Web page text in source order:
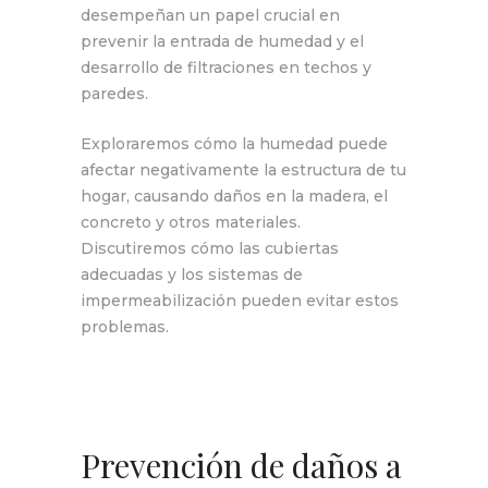
desempeñan un papel crucial en
prevenir la entrada de humedad y el
desarrollo de filtraciones en techos y
paredes.
Exploraremos cómo la humedad puede
afectar negativamente la estructura de tu
hogar, causando daños en la madera, el
concreto y otros materiales.
Discutiremos cómo las cubiertas
adecuadas y los sistemas de
impermeabilización pueden evitar estos
problemas.
Prevención de daños a